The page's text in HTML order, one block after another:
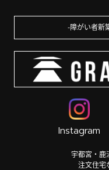
障がい者新
Instagram
宇都宮・鹿
注文住宅